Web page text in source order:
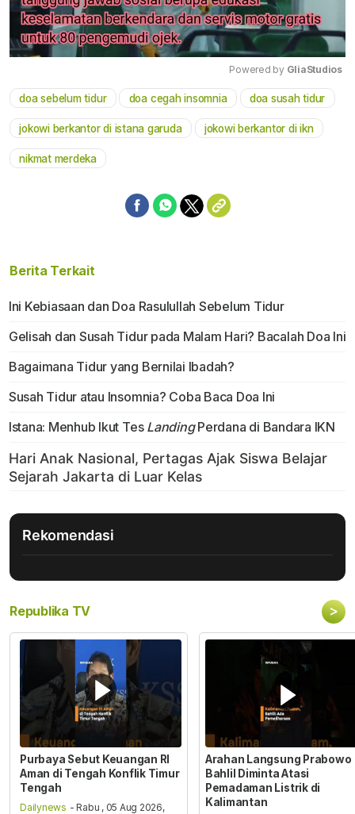
Mute
Powered by GliaStudios
doa sebelum tidur doa cegah insomnia doa susah tidur
jokowi berkantor di istana garuda jokowi berkantor di ikn
nikmat merdeka
Berita Terkait
Ini Kebiasaan dan Doa Rasulullah Sebelum Tidur
Gelisah dan Susah Tidur pada Malam Hari? Bacalah Doa Ini
Bagaimana Tidur yang Bernilai Ibadah?
Susah Tidur atau Insomnia? Coba Baca Doa Ini
Istana: Menhub Ikut Tes LandingPerdana di Bandara IKN
Rekomendasi
Republika TV >
Purbaya Sebut Keuangan RI
Aman di Tengah Konflik Timur
Tengah
Dailynews - Rabu , 05 Aug 2026,
Arahan Langsung Prabowo
Bahlil Diminta Atasi
Pemadaman Listrik di
Kalimantan